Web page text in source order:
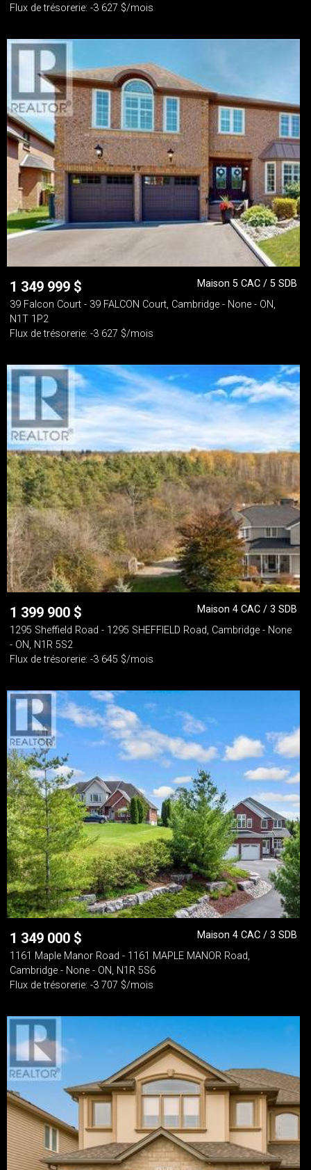
Flux de trésorerie: -3 627 $/mois
1 349 999 $
Maison 5 CAC / 5 SDB
39 Falcon Court - 39 FALCON Court, Cambridge - None - ON,
N1T 1P2
Flux de trésorerie: -3 627 $/mois
1 399 900 $
Maison 4 CAC / 3 SDB
1295 Sheffield Road - 1295 SHEFFIELD Road, Cambridge - None
- ON, N1R 5S2
Flux de trésorerie: -3 645 $/mois
1 349 000 $
Maison 4 CAC / 3 SDB
1161 Maple Manor Road - 1161 MAPLE MANOR Road,
Cambridge - None - ON, N1R 5S6
Flux de trésorerie: -3 707 $/mois